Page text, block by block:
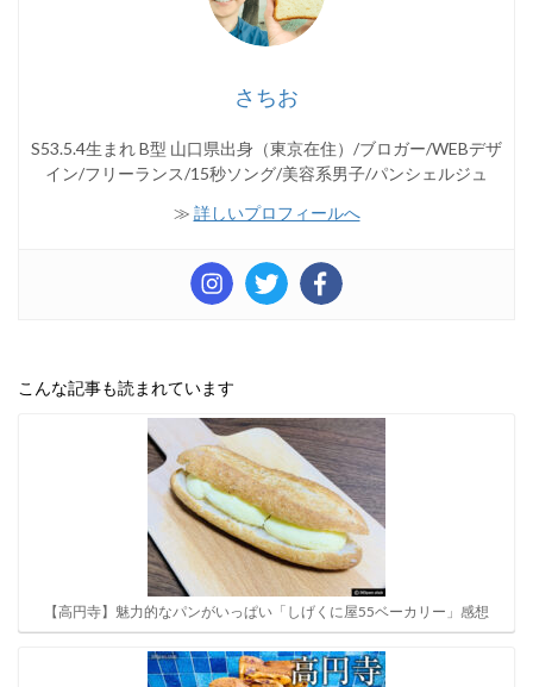
さちお
S53.5.4生まれ B型 山口県出身（東京在住）/ブロガー/WEBデザ
イン/フリーランス/15秒ソング/美容系男子/パンシェルジュ
≫ 詳しいプロフィールへ
こんな記事も読まれています
【高円寺】魅力的なパンがいっぱい「しげくに屋55ベーカリー」感想